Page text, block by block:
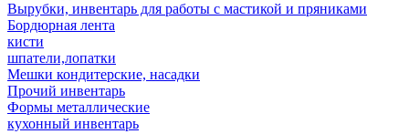
Вырубки, инвентарь для работы с мастикой и пряниками
Бордюрная лента
кисти
шпатели,лопатки
Мешки кондитерские, насадки
Прочий инвентарь
Формы металлические
кухонный инвентарь